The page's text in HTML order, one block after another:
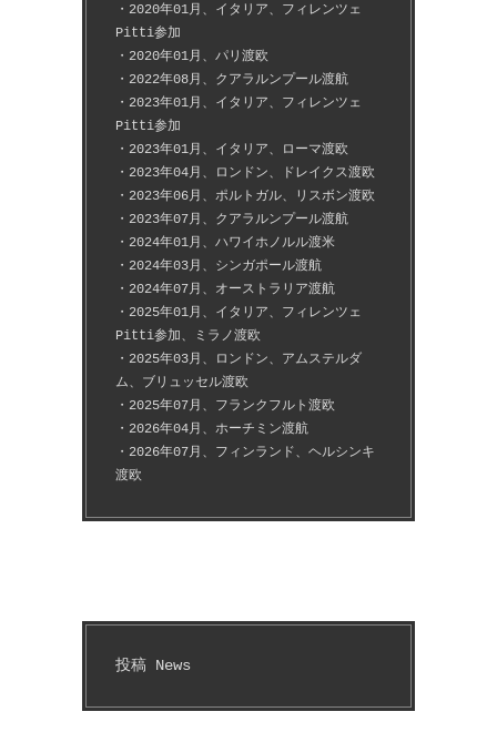
・2020年01月、イタリア、フィレンツェ
Pitti参加
・2020年01月、パリ渡欧
・2022年08月、クアラルンプール渡航
・2023年01月、イタリア、フィレンツェ
Pitti参加
・2023年01月、イタリア、ローマ渡欧
・2023年04月、ロンドン、ドレイクス渡欧
・2023年06月、ポルトガル、リスボン渡欧
・2023年07月、クアラルンプール渡航
・2024年01月、ハワイホノルル渡米
・2024年03月、シンガポール渡航
・2024年07月、オーストラリア渡航
・2025年01月、イタリア、フィレンツェ
Pitti参加、ミラノ渡欧
・2025年03月、ロンドン、アムステルダ
ム、ブリュッセル渡欧
・2025年07月、フランクフルト渡欧
・2026年04月、ホーチミン渡航
・2026年07月、フィンランド、ヘルシンキ
渡欧
投稿 News